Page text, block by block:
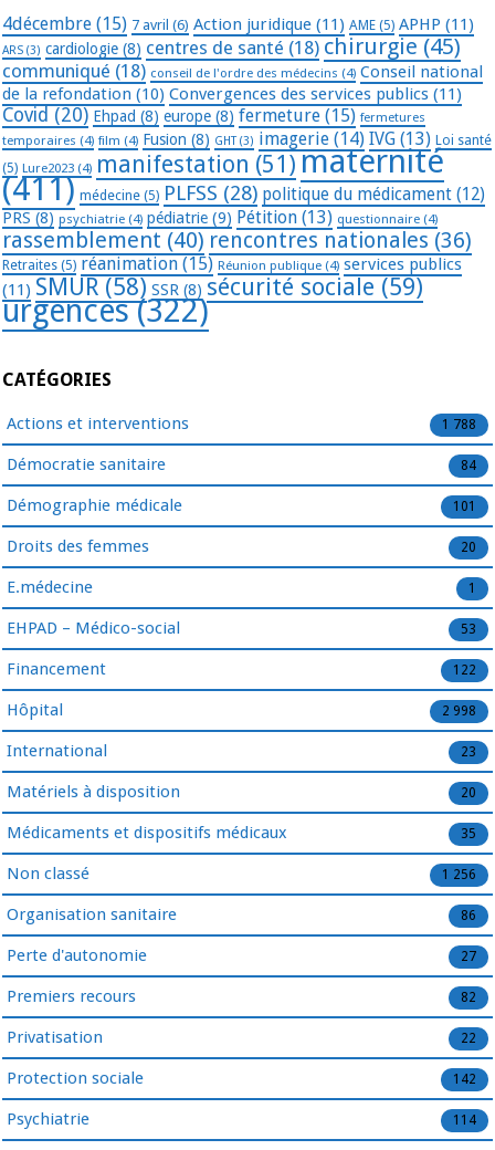
4décembre (15) 7 avril (6) Action juridique (11) AME (5) APHP (11)
ARS (3) cardiologie (8) centres de santé (18) chirurgie (45)
communiqué (18) conseil de l'ordre des médecins (4) Conseil national
de la refondation (10) Convergences des services publics (11)
Covid (20) Ehpad (8) europe (8) fermeture (15) fermetures
temporaires (4) film (4) Fusion (8) GHT(3) imagerie (14) IVG (13) Loi santé
(5) Lure2023 (4) manifestation (51) maternité
(411) médecine (5) PLFSS (28) politique du médicament (12)
PRS (8) psychiatrie (4) pédiatrie (9) Pétition (13) questionnaire (4)
rassemblement (40) rencontres nationales (36)
Retraites (5) réanimation (15) Réunion publique (4) services publics
(11) SMUR (58) SSR (8) sécurité sociale (59)
urgences(322)
CATÉGORIES
Actions et interventions 1 788
Démocratie sanitaire 84
Démographie médicale 101
Droits des femmes 20
E.médecine 1
EHPAD – Médico-social 53
Financement 122
Hôpital 2 998
International 23
Matériels à disposition 20
Médicaments et dispositifs médicaux 35
Non classé 1 256
Organisation sanitaire 86
Perte d'autonomie 27
Premiers recours 82
Privatisation 22
Protection sociale 142
Psychiatrie 114